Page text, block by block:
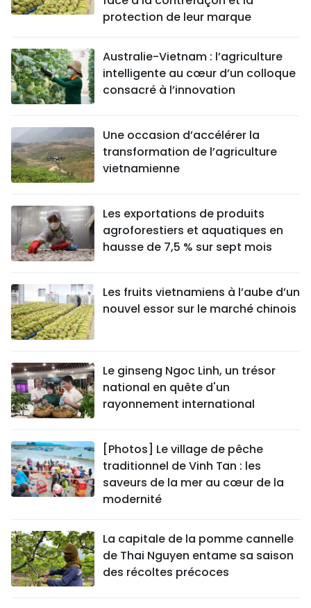
protection de leur marque
Australie-Vietnam : l’agriculture
intelligente au cœur d’un colloque
consacré à l’innovation
Une occasion d’accélérer la
transformation de l’agriculture
vietnamienne
Les exportations de produits
agroforestiers et aquatiques en
hausse de 7,5 % sur sept mois
Les fruits vietnamiens à l’aube d’un
nouvel essor sur le marché chinois
Le ginseng Ngoc Linh, un trésor
national en quête d'un
rayonnement international
[Photos] Le village de pêche
traditionnel de Vinh Tan : les
saveurs de la mer au cœur de la
modernité
La capitale de la pomme cannelle
de Thai Nguyen entame sa saison
des récoltes précoces